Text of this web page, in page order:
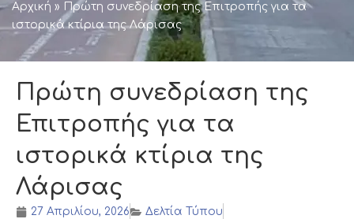
Αρχική »
Πρώτη συνεδρίαση της Επιτροπής για τα
ιστορικά κτίρια της Λάρισας
Πρώτη συνεδρίαση της
Επιτροπής για τα
ιστορικά κτίρια της
Λάρισας
27 Απριλίου, 2026
Δελτία Τύπου